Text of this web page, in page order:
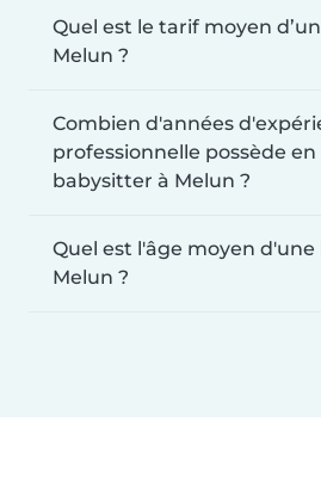
Quel est le tarif moyen
Melun ?
Combien d'années
professionnelle possède
babysitter à Melun ?
Quel est l'âge moyen
Melun ?